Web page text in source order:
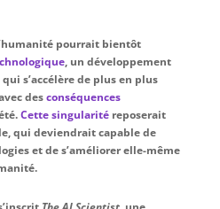
pourrait bientôt
, un développement
s’accélère de plus en plus
desconséquences
Cette singularité reposerait
qui deviendrait capable de
et de s’améliorer elle-même